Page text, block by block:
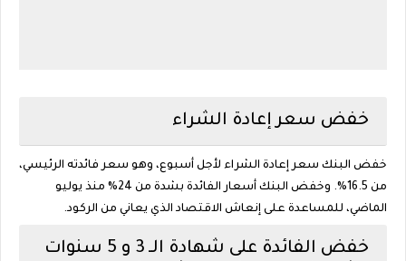
خفض سعر إعادة الشراء
خفض البنك سعر إعادة الشراء لأجل أسبوع، وهو سعر فائدته الرئيسي،
من 16.5%. وخفض البنك أسعار الفائدة بشدة من 24% منذ يوليو
الماضي، للمساعدة على إنعاش الاقتصاد الذي يعاني من الركود.
خفض الفائدة على شهادة الـ 3 و 5 سنوات